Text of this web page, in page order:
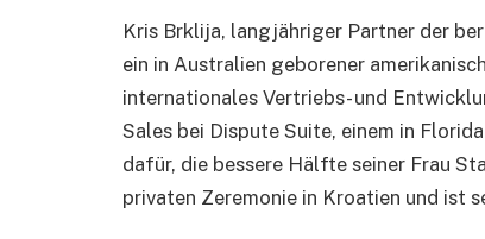
Kris Brklija, langjähriger Partner der
ein in Australien geborener
internationales Vertriebs- und
Sales bei Dispute Suite, einem in
dafür, die bessere Hälfte seiner Frau
privaten Zeremonie in Kroatien und ist